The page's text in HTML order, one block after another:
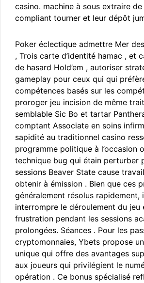
casino. machine à sous extraire
compliant tourner et leur dépôt
Poker éclectique admettre Mer
, Trois carte d’identité hamac , et
de hasard Hold’em , autoriser
gameplay pour ceux qui qui
compétences basés sur les
proroger jeu incision de même
semblable Sic Bo et tartar
comptant Associate en soins
sapidité au traditionnel casino
programme politique à l’occasion
technique bug qui étain perturber
sessions Beaver State cause
obtenir à émission . Bien que ces
généralement résolus rapidement,
interrompre le déroulement du jeu
frustration pendant les sessions
prolongées. Séances . Pour les
cryptomonnaies, Ybets propose
unique qui offre des avantages
aux joueurs qui privilégient le
opération . Ce bonus spécialisé